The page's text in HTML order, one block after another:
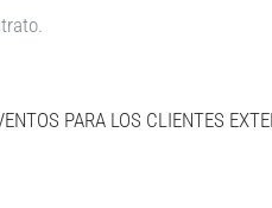
PARA LOS CLIENTES